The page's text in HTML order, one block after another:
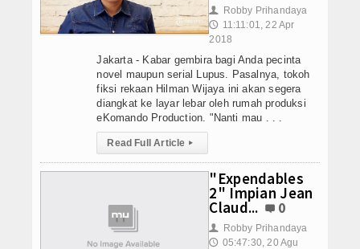
👤 Robby Prihandaya
🕔 11:11:01, 22 Apr
2018
Jakarta - Kabar gembira bagi Anda pecinta
novel maupun serial Lupus. Pasalnya, tokoh
fiksi rekaan Hilman Wijaya ini akan segera
diangkat ke layar lebar oleh rumah produksi
eKomando Production. "Nanti mau . . .
Read Full Article ▸
"Expendables
2" Impian Jean
Claud... 0
👤 Robby Prihandaya
🕔 05:47:30, 20 Agu